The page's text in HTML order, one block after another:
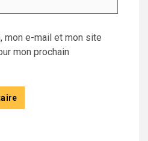
mon e-mail et mon site
mon prochain